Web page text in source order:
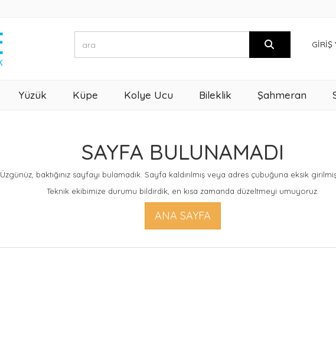
GIRIŞ
Yüzük Küpe Kolye Ucu Bileklik Şahmeran
SAYFA BULUNAMADI
Üzgünüz, baktığınız sayfayı bulamadık. Sayfa kaldırılmış veya adres çubuğuna eksik
Teknik ekibimize durumu bildirdik, en kısa zamanda düzeltmeyi umuyoruz.
ANA SAYFA